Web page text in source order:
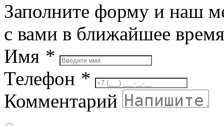
Заполните форму и наш
с вами в ближайшее время
Имя *
Телефон *
Комментарий